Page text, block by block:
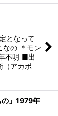
となって
なの ＊モン
不明 ■出
（アカボ
の」1979年